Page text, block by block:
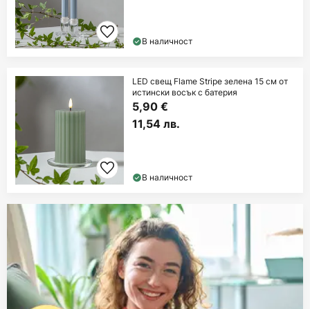
В наличност
LED свещ Flame Stripe зелена 15 см от
истински восък с батерия
5,90 €
11,54 лв.
В наличност